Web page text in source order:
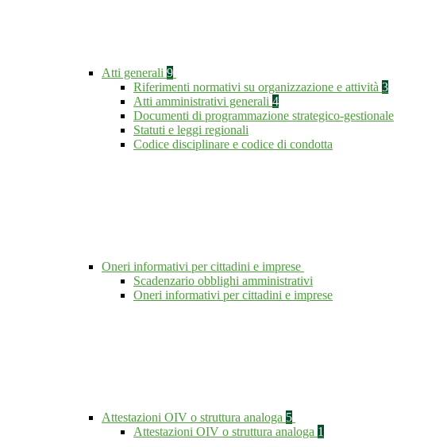
Atti generali 9
Riferimenti normativi su organizzazione e attività 3
Atti amministrativi generali 4
Documenti di programmazione strategico-gestionale
Statuti e leggi regionali
Codice disciplinare e codice di condotta
Oneri informativi per cittadini e imprese
Scadenzario obblighi amministrativi
Oneri informativi per cittadini e imprese
Attestazioni OIV o struttura analoga 5
Attestazioni OIV o struttura analoga 1